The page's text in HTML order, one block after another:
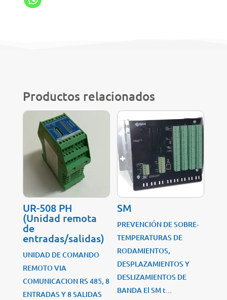
Productos relacionados
UR-508 PH
(Unidad remota
de
entradas/salidas)
UNIDAD DE COMANDO
REMOTO VIA
COMUNICACION RS 485, 8
ENTRADAS Y 8 SALIDAS
SM
PREVENCIÓN DE SOBRE-
TEMPERATURAS DE
RODAMIENTOS,
DESPLAZAMIENTOS Y
DESLIZAMIENTOS DE
BANDA El SM t...